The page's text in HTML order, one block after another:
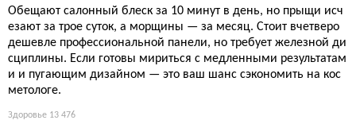
Обещают салонный блеск за 10 минут в день, но прыщи исч
езают за трое суток, а морщины — за месяц. Стоит вчетверо
дешевле профессиональной панели, но требует железной ди
сциплины. Если готовы мириться с медленными результатам
и и пугающим дизайном — это ваш шанс сэкономить на кос
метологе.
Здоровье 13 476